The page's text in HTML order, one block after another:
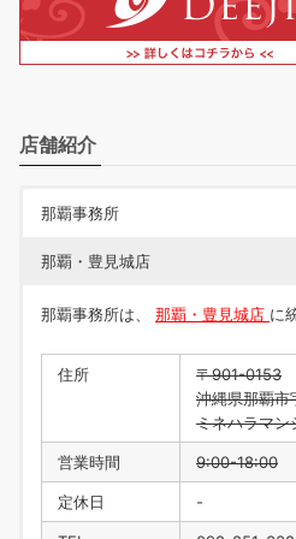
店舗紹介
那覇事務所
那覇・豊見城店
那覇事務所は、 那覇・豊見城店 に
住所
〒901-0153
沖縄県那覇
ミネハラマン
営業時間 9:00-18:00
定休日 -